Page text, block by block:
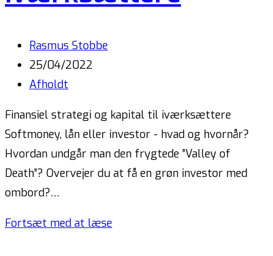
Rasmus Stobbe
25/04/2022
Afholdt
Finansiel strategi og kapital til iværksættere
Softmoney, lån eller investor - hvad og hvornår?
Hvordan undgår man den frygtede ”Valley of
Death”? Overvejer du at få en grøn investor med
ombord?…
Fortsæt med at læse